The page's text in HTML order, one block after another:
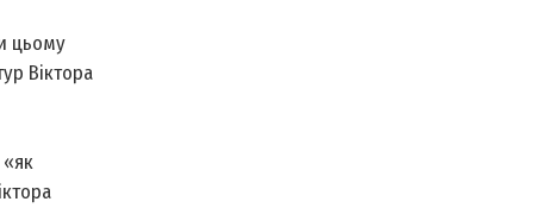
цьому
Віктора